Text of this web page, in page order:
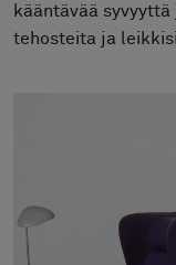
Yhteistyötä
Valitse maa
kääntävää
tehosteita ja